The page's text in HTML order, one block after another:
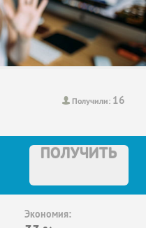
Получили: 16
ПОЛУЧИТЬ
Экономия: